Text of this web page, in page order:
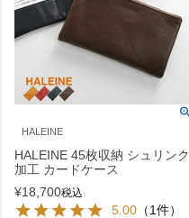
HALEINE
HALEINE 45枚収納 シュリンク
加工 カードケース
¥18,700税込
5.00 （1件）